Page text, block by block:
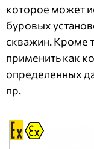
которое может
буровых
скважин. Кроме
применить как
определенных
пр.